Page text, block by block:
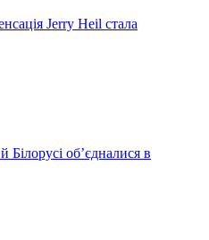
Jerry Heil стала
об’єдналися в